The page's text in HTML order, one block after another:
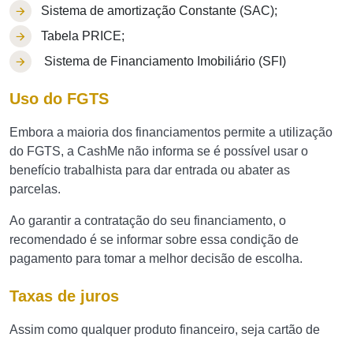
Sistema de amortização Constante (SAC);
Tabela PRICE;
Sistema de Financiamento Imobiliário (SFI)
Uso do FGTS
Embora a maioria dos financiamentos permite a utilização
do FGTS, a CashMe não informa se é possível usar o
benefício trabalhista para dar entrada ou abater as
parcelas.
Ao garantir a contratação do seu financiamento, o
recomendado é se informar sobre essa condição de
pagamento para tomar a melhor decisão de escolha.
Taxas de juros
Assim como qualquer produto financeiro, seja cartão de